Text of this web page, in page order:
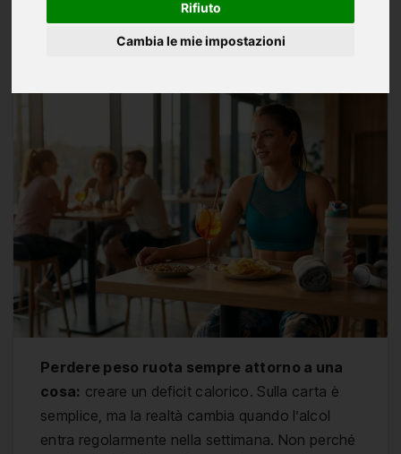
Rifiuto
Cambia le mie impostazioni
Di Marco Franco
MAG 17, 2026
Perdere peso ruota sempre attorno a una
cosa: creare un deficit calorico. Sulla carta è
semplice, ma la realtà cambia quando l’alcol
entra regolarmente nella settimana. Non perché